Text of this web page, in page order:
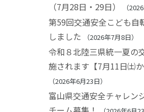
（7月28日・29日）
第59回交通安全こども自
しました
2026年7月8日
令和８北陸三県統一夏の
施されます【7月11日㈯
2026年6月23日
富山県交通安全チャレン